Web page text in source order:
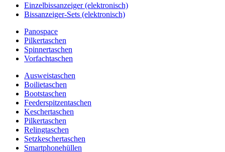
Einzelbissanzeiger (elektronisch)
Bissanzeiger-Sets (elektronisch)
Panospace
Pilkertaschen
Spinnertaschen
Vorfachtaschen
Ausweistaschen
Boilietaschen
Bootstaschen
Feederspitzentaschen
Keschertaschen
Pilkertaschen
Relingtaschen
Setzkeschertaschen
Smartphonehüllen